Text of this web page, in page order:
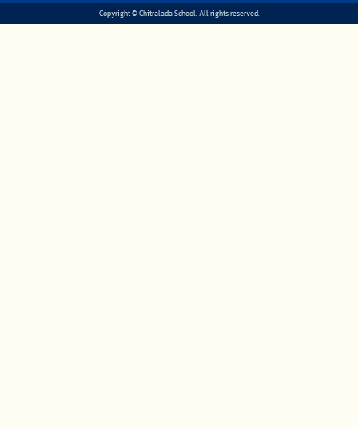
Copyright © Chitralada School. All rights reserved.